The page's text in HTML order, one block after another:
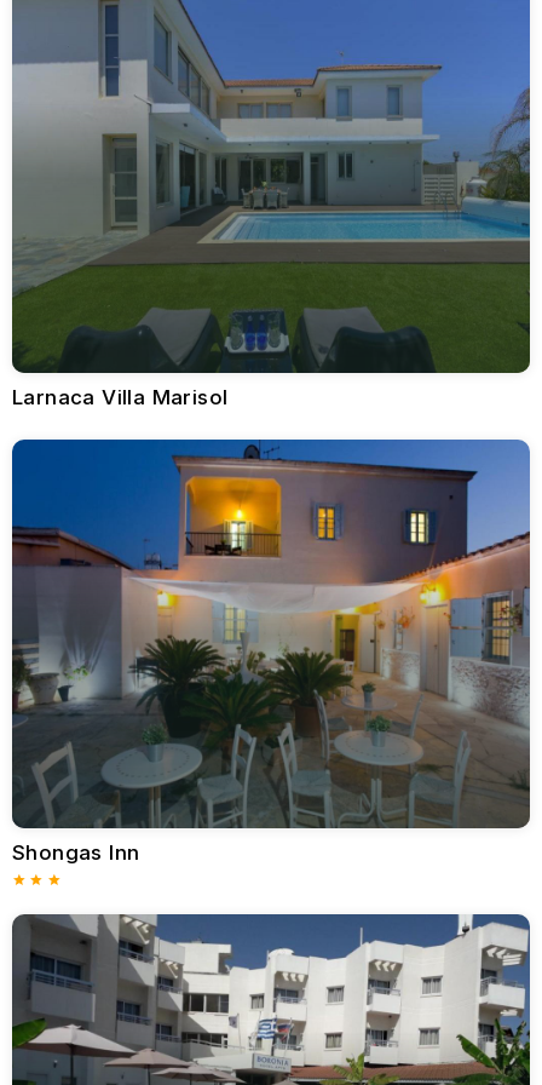
gezgine kapsamlı bir şekilde hitap etmektedir.
Lüks ve Butik Oteller
Radisson Blu Hotel ve Golden Bay Beach Hotel gibi üst düzey
tesisler, birinci sınıf tesisleri, denize sıfır konumları, mükemmel
yemek seçenekleri ve kapsamlı sağlıklı yaşam merkezleriyle
lüks konaklamalar sunmaktadır. Bu oteller, zarif bir şıklık ve
rahatlama arayan gezginler tarafından tercih edilmektedir.
Aile Dostu Tatil Köyleri
Aileler Lordos Beach Hotel ve Sentido Sandy Beach Hotel gibi
otelleri geniş odaları, geniş havuzları, ilgi çekici çocuk kulüpleri
ve güvenli, kumlu plajlara yakınlıkları nedeniyle takdir
etmektedir. Bu tatil köyleri, konforlu ve elverişli olanaklar
sunarken aile eğlencesine öncelik vermektedir.
sayıda villa ve daire mevcuttur. Bu konaklama birimleri
mahremiyet ve esneklik sunar ve genellikle tam donanımlı
mutfaklar, özel havuzlar ve bahçe alanları ile birlikte gelir; uzun
süreli konaklamalar veya aile tatilleri için idealdir.
Mutfak Lezzetleri
Larnaka'nın yemek sahnesi, geleneksel Kıbrıs yemekleri ile
uluslararası mutfakların keyifli bir karışımını sunmaktadır. Militzis
ve Zephyros gibi otantik tavernalar taze ızgara balık, etli
souvlaki ve çeşitli meze tabakları gibi yerel spesiyaliteler
sunmalarıyla ünlüdür. Ziyaretçiler Akdeniz'in güzel manzaraları
eşliğinde deniz kenarında yemek yemenin keyfini çıkarabilirler.
Larnaka genelinde İtalyan trattoriaları, suşi barları ve Hint
restoranları da dahil olmak üzere çok sayıda uluslararası
mutfak seçeneği bulunmakta olup her türlü mutfak tercihinin
karşılanmasını sağlamaktadır.
Aktiviteler ve Eğlence
Larnaka'da her yaşa uygun çok sayıda dinlence aktivitesi
bulunmaktadır. Su sporları meraklıları rüzgar sörfü, uçurtma
sörfü, tüplü dalış ve yelkenciliğin keyfini çıkarmaktadır. Hemen
açıkta bulunan Zenobia gemi enkazı, dünyanın en iyi dalış
alanları arasında yer almakta ve bu batık İsveç feribotunu
keşfetmeye hevesli dalgıçları cezbetmektedir.
Karada yapılabilecek aktiviteler arayanlar için Larnaka
çevresindeki bisiklet ve yürüyüş parkurları, özellikle Oroklini ve
Tuz Gölü bölgelerinde doğal rotalar sunmaktadır. Ayrıca, golf
meraklıları Vikla Golf ve Country Club gibi yakınlardaki sahalara
Larnaca Villa Marisol
Shongas Inn